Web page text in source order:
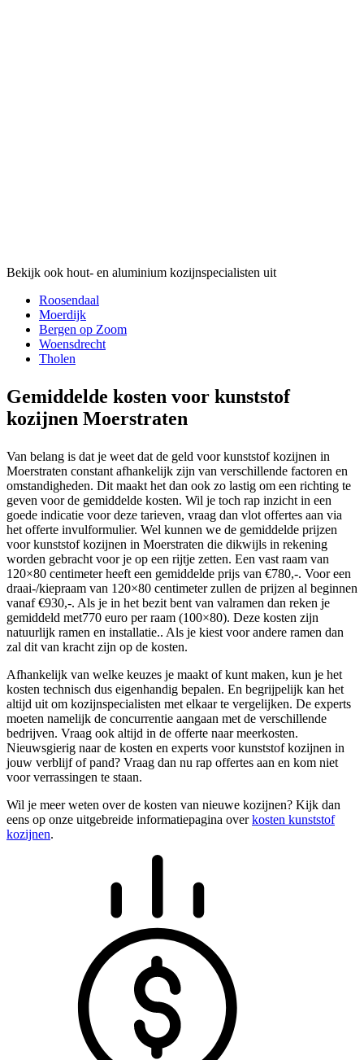
Bekijk ook hout- en aluminium kozijnspecialisten uit
Roosendaal
Moerdijk
Bergen op Zoom
Woensdrecht
Tholen
Gemiddelde kosten voor kunststof
kozijnen Moerstraten
Van belang is dat je weet dat de geld voor kunststof kozijnen in
Moerstraten constant afhankelijk zijn van verschillende factoren en
omstandigheden. Dit maakt het dan ook zo lastig om een richting te
geven voor de gemiddelde kosten. Wil je toch rap inzicht in een
goede indicatie voor deze tarieven, vraag dan vlot offertes aan via
het offerte invulformulier. Wel kunnen we de gemiddelde prijzen
voor kunststof kozijnen in Moerstraten die dikwijls in rekening
worden gebracht voor je op een rijtje zetten. Een vast raam van
120×80 centimeter heeft een gemiddelde prijs van €780,-. Voor een
draai-/kiepraam van 120×80 centimeter zullen de prijzen al beginnen
vanaf €930,-. Als je in het bezit bent van valramen dan reken je
gemiddeld met770 euro per raam (100×80). Deze kosten zijn
natuurlijk ramen en installatie.. Als je kiest voor andere ramen dan
zal dit van kracht zijn op de kosten.
Afhankelijk van welke keuzes je maakt of kunt maken, kun je het
kosten technisch dus eigenhandig bepalen. En begrijpelijk kan het
altijd uit om kozijnspecialisten met elkaar te vergelijken. De experts
moeten namelijk de concurrentie aangaan met de verschillende
bedrijven. Vraag ook altijd in de offerte naar meerkosten.
Nieuwsgierig naar de kosten en experts voor kunststof kozijnen in
jouw verblijf of pand? Vraag dan nu rap offertes aan en kom niet
voor verrassingen te staan.
Wil je meer weten over de kosten van nieuwe kozijnen? Kijk dan
eens op onze uitgebreide informatiepagina overkosten kunststof
kozijnen.